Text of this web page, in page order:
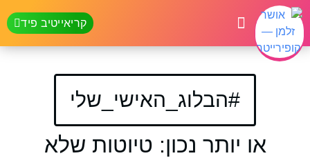
קריאייטיב פיד
#הבלוג_האישי_שלי
יותר נכון: טיוטות שלא